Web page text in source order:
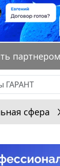
партнером
сфера